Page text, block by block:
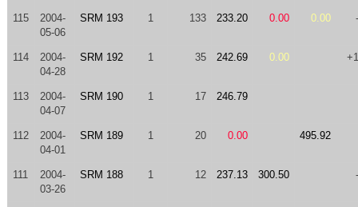
115
2004-
05-06
SRM 193 1 133 233.20 0.00 0.00
114
2004-
04-28
SRM 192 1 35 242.69 0.00
113
2004-
04-07
SRM 190 1 17 246.79
112
2004-
04-01
SRM 189 1 20 0.00 495.92
111
2004-
03-26
SRM 188 1 12 237.13 300.50